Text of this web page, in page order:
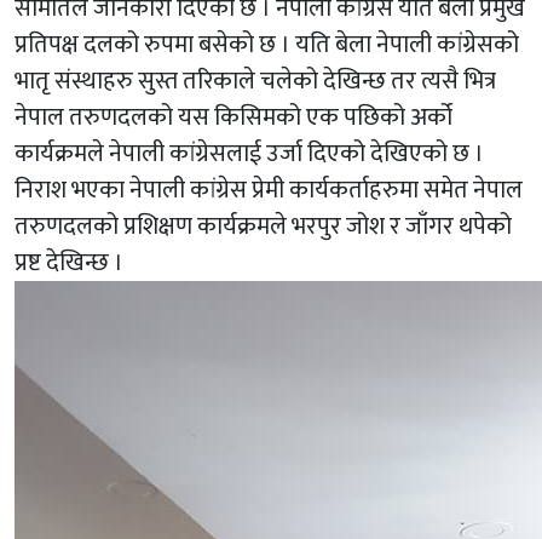
समितिले जानकारी दिएको छ । नेपाली कांग्रेस यति बेला प्रमुख
प्रतिपक्ष दलको रुपमा बसेको छ । यति बेला नेपाली कांग्रेसको
भातृ संस्थाहरु सुस्त तरिकाले चलेको देखिन्छ तर त्यसै भित्र
नेपाल तरुणदलको यस किसिमको एक पछिको अर्को
कार्यक्रमले नेपाली कांग्रेसलाई उर्जा दिएको देखिएको छ ।
निराश भएका नेपाली कांग्रेस प्रेमी कार्यकर्ताहरुमा समेत नेपाल
तरुणदलको प्रशिक्षण कार्यक्रमले भरपुर जोश र जाँगर थपेको
प्रष्ट देखिन्छ ।